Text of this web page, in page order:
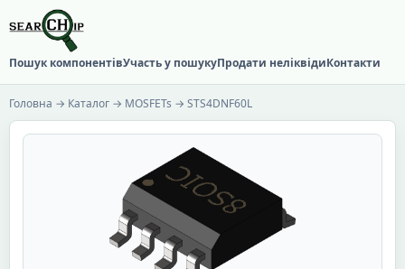
Пошук компонентівУчасть у пошукуПродати неліквідиКонтакти
Головна → Каталог → MOSFETs → STS4DNF60L